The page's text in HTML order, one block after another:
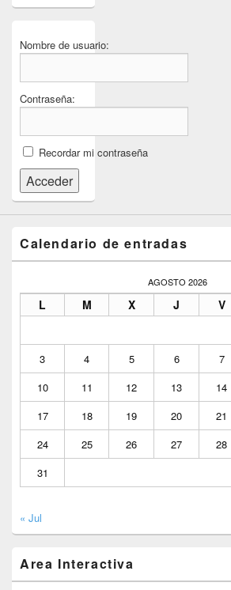
Nombre de usuario:
Contraseña:
Recordar mi contraseña
Acceder
Calendario de entradas
AGOSTO 2026
L M X J V
3
4 5 6 7
10
11 12 13 14
17
18 19 20 21
24
25 26 27 28
31
« Jul
Area Interactiva